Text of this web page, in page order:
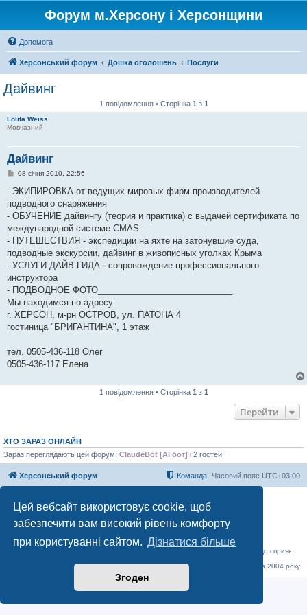
Цей вебсайт використовує cookie, щоб
забезпечити вам високий рівень комфорту
при користуванні сайтом. Дізнатися більше
Згоден
Форум м.Херсону і Херсонщини
Допомога
Херсонський форум Дошка оголошень Послуги
Дайвинг
1 повідомлення • Сторінка 1 з 1
Lolita Weiss
Мовчазний
Дайвинг
П
в
д
о
л
е
н
я
08 січня 2010, 22:56
- ЭКИПИРОВКА от ведущих мировых фирм-производителей
подводного снаряжения
- ОБУЧЕНИЕ дайвингу (теория и практика) с выдачей сертификата по
международной системе СMAS
- ПУТЕШЕСТВИЯ - экспедиции на яхте на затонувшие суда,
подводные экскурсии, дайвинг в живописных уголках Крыма
- УСЛУГИ ДАЙВ-ГИДА - сопровождение профессионального
инструктора
- ПОДВОДНОЕ ФОТО____________________________
Мы находимся по адресу:
г. ХЕРСОН, м-рн ОСТРОВ, ул. ПАТОНА 4
гостиница "БРИГАНТИНА", 1 этаж
тел. 0505-436-118 Олег
0505-436-117 Елена
1 повідомлення • Сторінка 1 з 1
Перейти
ХТО ЗАРАЗ ОНЛАЙН
Зараз переглядають цей форум: ClaudeBot [AI бот] і 2 гостей
Херсонський форум Часовий пояс UTC+03:00
Команда
Конфіденційність|Умови
«Херсонський форум» – приватний, незалежний інтерактивний веб-ресурс, що сприяє
та приєднуйтесь до дружньої спільноти, яка тут спілкується з 2004 року
до сьогодні. © Всі права захищені.